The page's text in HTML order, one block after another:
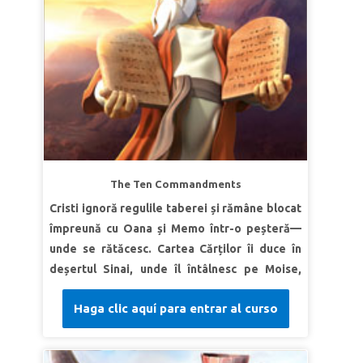
unii cu alţii, miloşi şi iertaţi-vă unul pe altul,
cum v-a iertat şi Dumnezeu pe voi în Hristos.”
Deuteronomul 5:33a
Adevăr biblic: Dumnezeu mă vede, mă aude și
mă înțelege.
Verset | Sari ca mingea „Domnul a zis: ‘Am
văzut asuprirea poporului Meu, care este în
Egipt, şi am auzit strigătele pe care le scoate
din pricina asupritorilor lui; căci îi cunosc
durerile.’” Exodul 3:7
slăbiciunea mea.”
Verset | Sari ca mingea
Moise a pledat:
„Doamne, nu sunt foarte bun cu cuvintele”. ...
Atunci Domnul l-a întrebat pe Moise: „Cine face
Du-te, dar; Eu voi fi cu gura ta şi te voi învăţa ce
The Ten Commandments
Cristi ignoră regulile taberei și rămâne blocat
împreună cu Oana și Memo într-o peșteră—
unde se rătăcesc. Cartea Cărților îi duce în
deșertul Sinai, unde îl întâlnesc pe Moise,
Aron și pe israeliți. Fii martorul modului
minunat în care Dumnezeu dă Cele Zece
Porunci, vedeți consecințele dezastruoase
când oamenii nu ascultă de legile Lui și
Haga clic aquí para entrar al curso